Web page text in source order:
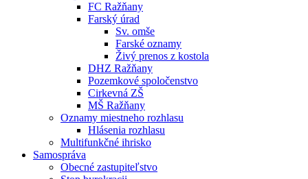
FC Ražňany
Farský úrad
Sv. omše
Farské oznamy
Živý prenos z kostola
DHZ Ražňany
Pozemkové spoločenstvo
Cirkevná ZŠ
MŠ Ražňany
Oznamy miestneho rozhlasu
Hlásenia rozhlasu
Multifunkčné ihrisko
Samospráva
Obecné zastupiteľstvo